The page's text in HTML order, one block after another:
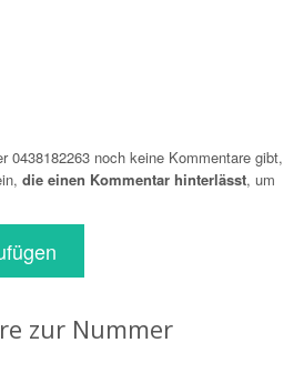
0438182263 noch keine Kommentare gibt,
die einen Kommentar hinterlässt, um
zur Nummer